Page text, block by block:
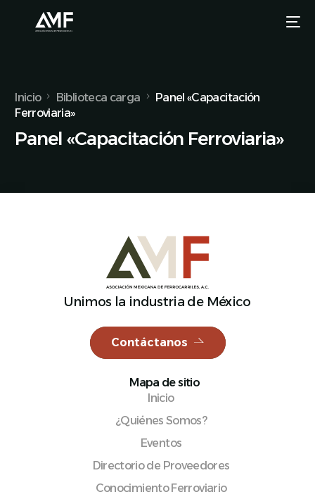
Inicio Biblioteca carga
Panel «Capacitación
Ferroviaria»
Panel «Capacitación Ferroviaria»
Unimos la industria de México
Contáctanos
Mapa de sitio
Inicio
¿Quiénes Somos?
Eventos
Directorio de Proveedores
Conocimiento Ferroviario